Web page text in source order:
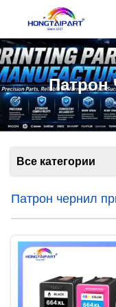
Патрон
Все категории
Патрон чернил